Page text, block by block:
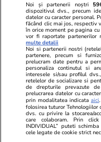
Bani și Afaceri
Ce este loud
tendința financiară
generația Z
Lifestyle
Noi și partenerii noștri
dispozitivul dvs., precum
datelor cu caracter personal.
făcând clic mai jos, respectiv
în orice moment pe pagina
vor fi raportate partenerilor
multe detalii
Noi si partenerii nostri
partenere, precum si
prelucram date pentru a
personaliza continutul si
interesele si/sau profilul
retelelor de socializare si
de drepturile prevazute
prelucrarea datelor cu
prin modalitatea indicataaici
folosirea tuturor Tehnologiilor
dvs. cu privire la stocarea/
care colaboram. Prin
INDIVIDUAL” puteti
cele legate de cookie strict